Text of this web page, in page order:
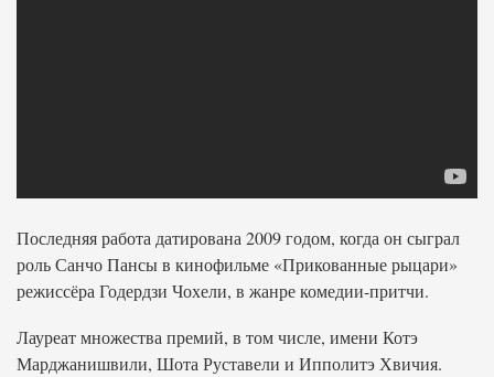
Последняя работа датирована 2009 годом, когда он сыграл
роль Санчо Пансы в кинофильме «Прикованные рыцари»
режиссёра Годердзи Чохели, в жанре комедии-притчи.
Лауреат множества премий, в том числе, имени Котэ
Марджанишвили, Шота Руставели и Ипполитэ Хвичия.